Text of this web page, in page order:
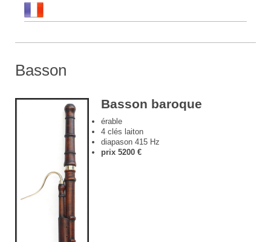
Basson
Basson baroque
érable
4 clés laiton
diapason 415 Hz
prix 5200 €